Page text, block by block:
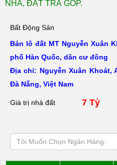
NHÀ, ĐẦT TRẢ GÓP.
Bất Động Sản
Bán lô đất MT Nguyễn Xuân
phố Hàn Quốc, dân cư đông
Địa chỉ: Nguyễn Xuân Khoát,
Đà Nẵng, Việt Nam
Giá trị nhà đất 7 Tỷ
Tôi Muốn Chọn Ngân Hàng: